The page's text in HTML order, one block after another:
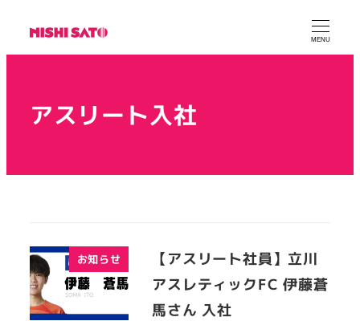
MENU
アスリート入社
お知らせ
【アスリート社員】立川
アスレティックFC 伊藤蒼
馬さん 入社